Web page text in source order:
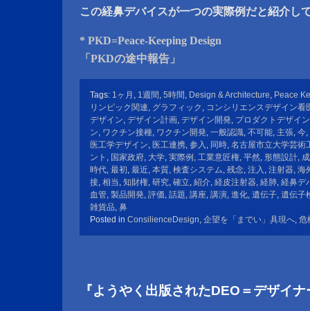
この経鼻デバイスが一つの実際例だと紹介し
* PKD=Peace-Keeping Design
「PKDの途中報告」
Tags: 1ヶ月 , 1週間 , 5時間 , Design & Architecture, Peace
リンピック関連, グラフィック , コンシリエンスデザイン看
デザイン, デザイン計画, デザイン開発, プロダクトデザイン
ン, ワクチン接種, ワクチン開発, 一般認識, 不可能, 主張, 今,
医工学デザイン, 医工連携, 参入 , 同時, 名古屋市立大学芸術
ント , 国家政府, 大学, 実際例 , 工業意匠権, 平然, 形態設計,
時代, 最初, 最近, 本質, 検査システム, 残念, 注入 , 注射器, 海
接, 相当, 知財権, 研究, 確立, 紹介, 経皮注射器, 経肺, 経鼻デ
血管, 製品開発, 評価, 話題, 講座, 講演, 進化, 遺伝子, 遺伝子
雑貨品, 鼻
Posted in ConsilienceDesign, 企望を「までい」具現へ, 危
『ようやく出版されたDEO＝デザイ